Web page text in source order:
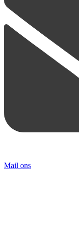
Mail ons